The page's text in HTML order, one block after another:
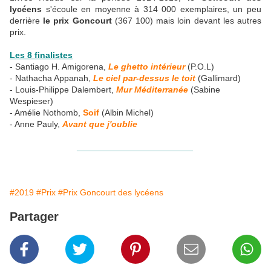
lycéens s'écoule en moyenne à 314 000 exemplaires, un peu
derrière le prix Goncourt(367 100) mais loin devant les autres
prix.
Les 8 finalistes
- Santiago H. Amigorena, Le ghetto intérieur(P.O.L)
- Nathacha Appanah, Le ciel par-dessus le toit (Gallimard)
- Louis-Philippe Dalembert, Mur Méditerranée (Sabine
Wespieser)
- Amélie Nothomb, Soif (Albin Michel)
- Anne Pauly, Avant que j'oublie
#2019 #Prix #Prix Goncourt des lycéens
Partager